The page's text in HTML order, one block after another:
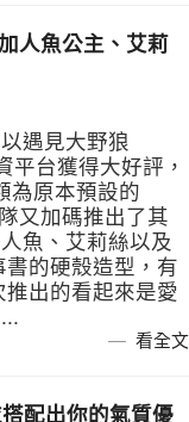
人魚公主、艾莉
遇見大野狼
平台獲得大好評，
為原本預設的
又加碼推出了其
魚、艾莉絲以及
的硬殼造型，有
出的看起來是愛
看全文
配出你的氣質優